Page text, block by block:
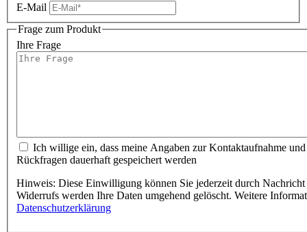
E-Mail
Frage zum Produkt
Ihre Frage
Ich willige ein, dass meine Angaben zur Kontaktaufnahme
Rückfragen dauerhaft gespeichert werden
Hinweis: Diese Einwilligung können Sie jederzeit durch
Widerrufs werden Ihre Daten umgehend gelöscht. Weitere
Datenschutzerklärung